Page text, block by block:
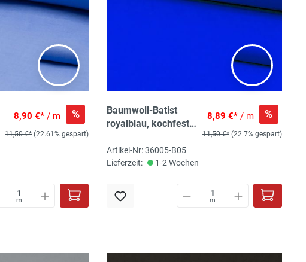
8,90 €* / m %
11,50 €* (22.61% gespart)
m
Baumwoll-Batist
royalblau, kochfest,
140 cm breit
8,89 €*/ m %
11,50 €* (22.7% gespart)
Artikel-Nr: 36005-B05
Lieferzeit:
1-2 Wochen
m